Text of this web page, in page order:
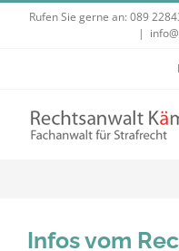
Rufen Sie gerne an: 089
|
Infos vom